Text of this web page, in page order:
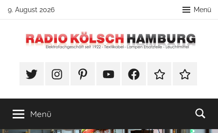
Zum
springen
9. August 2026 Menü
Radio
Hamburg
Lampenbau
#TwitterInstagramPinterestYouTubeFacebookTikTok Webshop
Menü